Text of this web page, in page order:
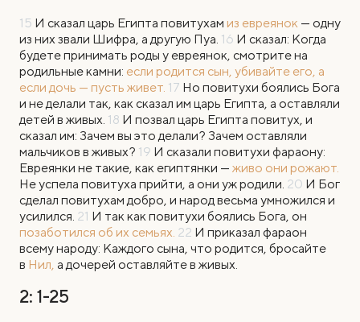
15 И сказал царь Египта повитухам из евреянок — одну
из них звали Шифра, а другую Пуа. 16 И сказал: Когда
будете принимать роды у евреянок, смотрите на
родильные камни: если родится сын, убивайте его, а
если дочь — пусть живет. 17 Но повитухи боялись Бога
и не делали так, как сказал им царь Египта, а оставляли
детей в живых. 18 И позвал царь Египта повитух, и
сказал им: Зачем вы это делали? Зачем оставляли
мальчиков в живых? 19 И сказали повитухи фараону:
Евреянки не такие, как египтянки — живо они рожают.
Не успела повитуха прийти, а они уж родили. 20 И Бог
сделал повитухам добро, и народ весьма умножился и
усилился. 21 И так как повитухи боялись Бога, он
позаботился об их семьях. 22 И приказал фараон
всему народу: Каждого сына, что родится, бросайте
в Нил, а дочерей оставляйте в живых.
2: 1-25